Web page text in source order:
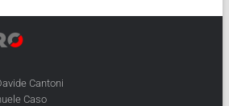
Cantoni
Caso